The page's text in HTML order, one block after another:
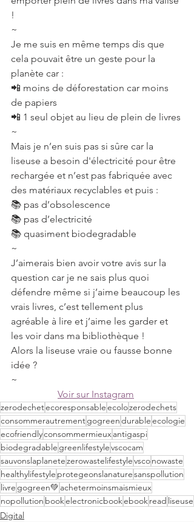
!
~
Je me suis en même temps dis que
cela pouvait être un geste pour la
planète car :
📲 moins de déforestation car moins
de papiers
📲 1 seul objet au lieu de plein de livres
~
Mais je n’en suis pas si sûre car la
liseuse a besoin d'électricité pour être
rechargée et n’est pas fabriquée avec
des matériaux recyclables et puis :
📚 pas d’obsolescence
📚 pas d’electricité
📚 quasiment biodegradable
~
J’aimerais bien avoir votre avis sur la
question car je ne sais plus quoi
défendre même si j’aime beaucoup les
vrais livres, c’est tellement plus
agréable à lire et j’aime les garder et
les voir dans ma bibliothèque !
Alors la liseuse vraie ou fausse bonne
idée ?
~
Voir sur Instagram
zerodechetecoresponsableecolozerodechets
consommerautrementgogreendurableecologie
ecofriendlyconsommermieuxantigaspi
biodegradable greenlifestylevscocam
sauvonslaplanetezerowastelifestylevsconowaste
healthylifestyle protegeonslanaturesanspollution
livre gogreen💚 achetermoinsmaismieux
nopollution bookelectronicbookebookread liseuse
Digital